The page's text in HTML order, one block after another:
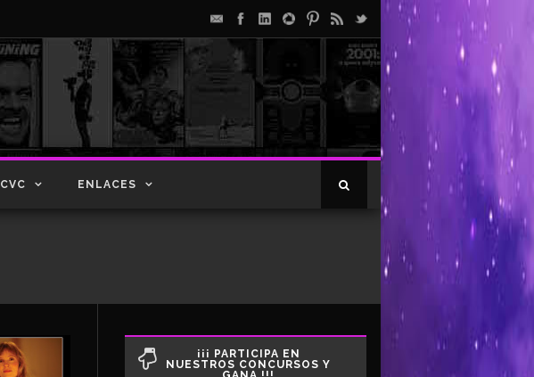
CVC ENLACES
¡¡¡ PARTICIPA EN
NUESTROS CONCURSOS Y